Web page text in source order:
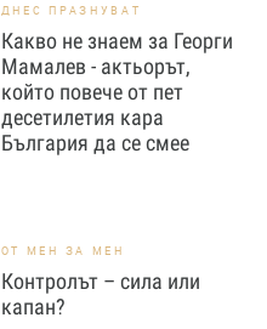
ДНЕС ПРАЗНУВАТ
Какво не знаем за Георги
Мамалев - актьорът,
който повече от пет
десетилетия кара
България да се смее
ОТ МЕН ЗА МЕН
Контролът – сила или
капан?